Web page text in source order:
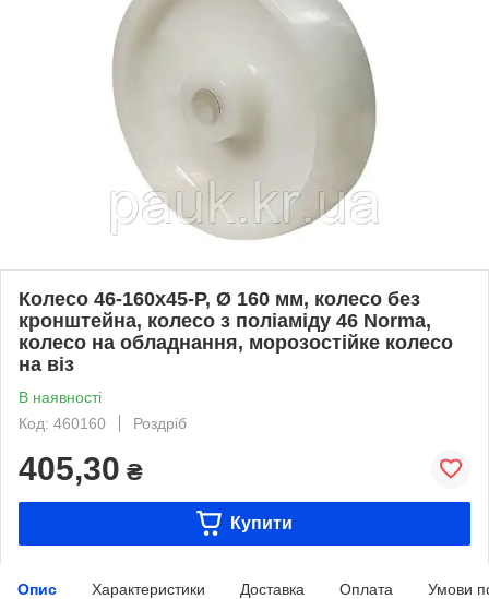
Колесо 46-160х45-P, Ø 160 мм, колесо без
кронштейна, колесо з поліаміду 46 Norma,
колесо на обладнання, морозостійке колесо
на віз
В наявності
Код: 460160
Роздріб
405,30 ₴
Купити
Опис Характеристики Доставка Оплата Умови